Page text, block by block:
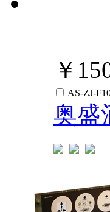
￥
AS-ZJ-
奥盛